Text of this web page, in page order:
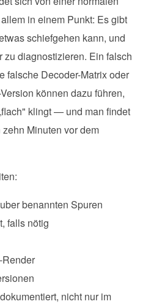
in einem Punkt: Es gibt
schiefgehen kann, und
diagnostizieren. Ein falsch
falsche Decoder-Matrix oder
können dazu führen,
klingt — und man findet
Minuten vor dem
benannten Spuren
falls nötig
nicht nur im